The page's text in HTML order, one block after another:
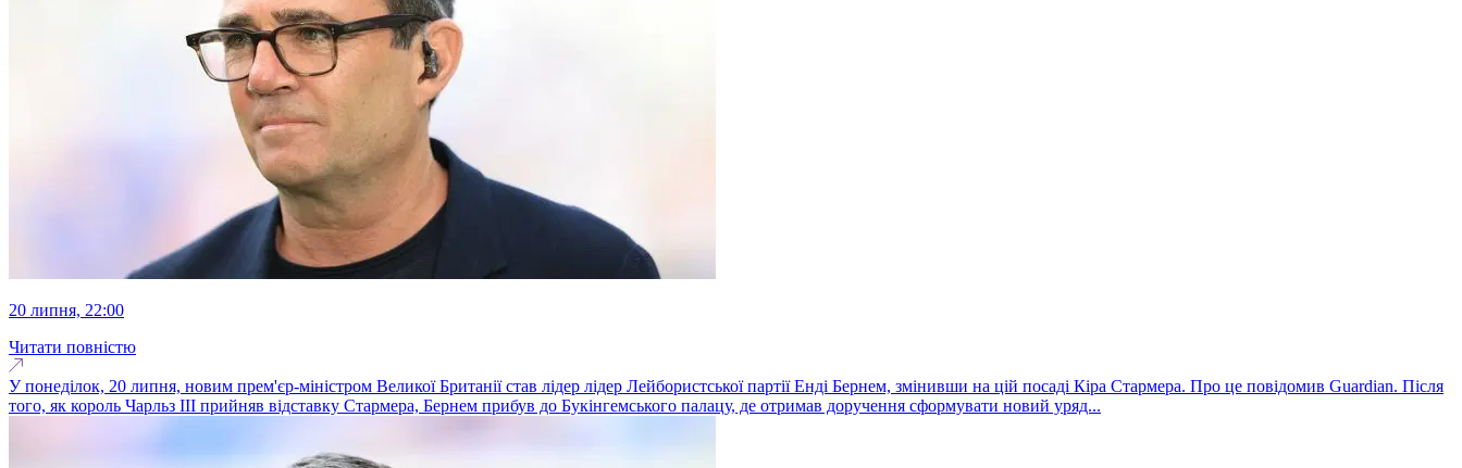
20 липня, 22:00
Читати повністю
У понеділок, 20 липня, новим прем'єр-міністром Великої Британії став лідер лідер Лейбористської партії Енді Бернем, змінивши на цій посаді Кіра Стармера. Про це повідомив Guardian. Після
того, як король Чарльз III прийняв відставку Стармера, Бернем прибув до Букінгемського палацу, де отримав доручення сформувати новий уряд...